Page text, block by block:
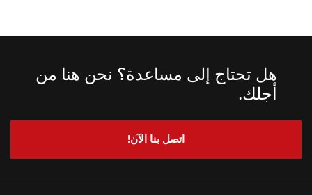
هل تحتاج إلى مساعدة؟ نحن هنا من
أجلك.
اتصل بنا الآن!